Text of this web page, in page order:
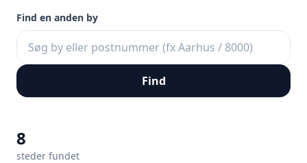
Find en anden by
Find
8
steder fundet